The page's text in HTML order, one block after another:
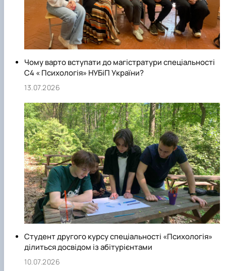
Чому варто вступати до магістратури спеціальності
С4 « Психологія» НУБіП України?
13.07.2026
Студент другого курсу спеціальності «Психологія»
ділиться досвідом із абітурієнтами
10.07.2026